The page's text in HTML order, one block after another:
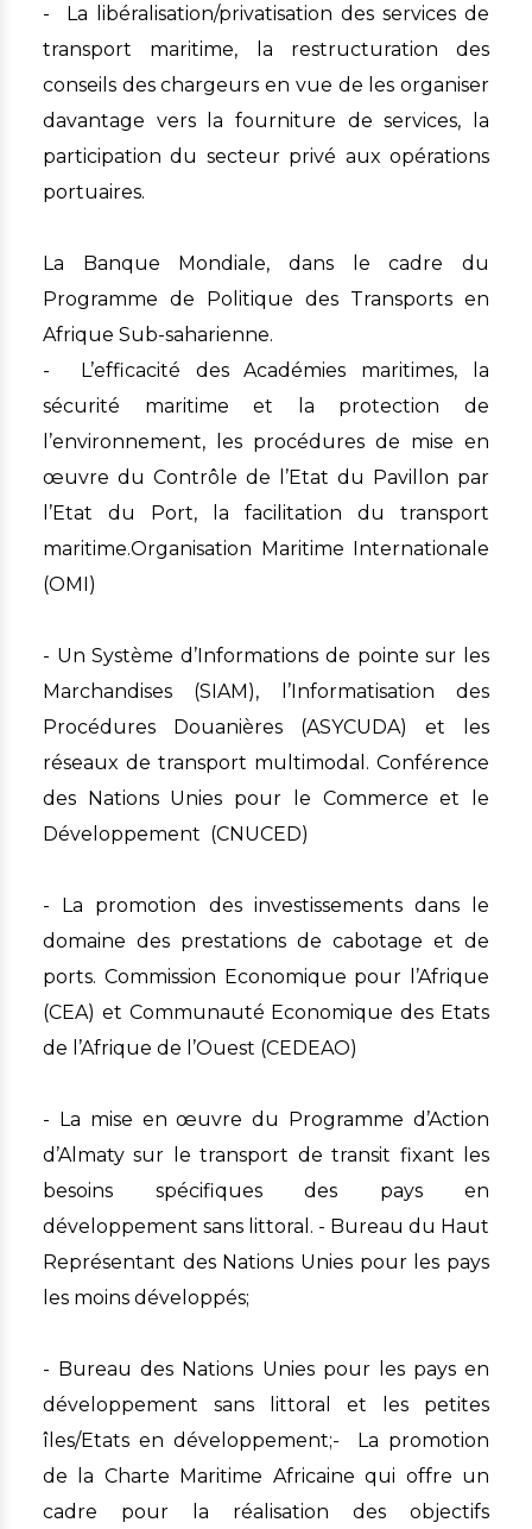
- La libéralisation/privatisation des services de
transport maritime, la restructuration des
conseils des chargeurs en vue de les organiser
davantage vers la fourniture de services, la
participation du secteur privé aux opérations
portuaires.
La Banque Mondiale, dans le cadre du
Programme de Politique des Transports en
Afrique Sub-saharienne.
- L’efficacité des Académies maritimes, la
sécurité maritime et la protection de
l’environnement, les procédures de mise en
œuvre du Contrôle de l’Etat du Pavillon par
l’Etat du Port, la facilitation du transport
maritime.Organisation Maritime Internationale
(OMI)
- Un Système d’Informations de pointe sur les
Marchandises (SIAM), l’Informatisation des
Procédures Douanières (ASYCUDA) et les
réseaux de transport multimodal. Conférence
des Nations Unies pour le Commerce et le
Développement (CNUCED)
- La promotion des investissements dans le
domaine des prestations de cabotage et de
ports. Commission Economique pour l’Afrique
(CEA) et Communauté Economique des Etats
de l’Afrique de l’Ouest (CEDEAO)
- La mise en œuvre du Programme d’Action
d’Almaty sur le transport de transit fixant les
besoins spécifiques des pays en
développement sans littoral. - Bureau du Haut
Représentant des Nations Unies pour les pays
les moins développés;
- Bureau des Nations Unies pour les pays en
développement sans littoral et les petites
îles/Etats en développement;- La promotion
de la Charte Maritime Africaine qui offre un
cadre pour la réalisation des objectifs